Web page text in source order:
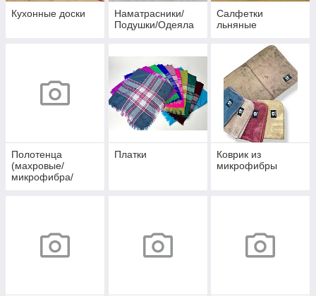
Кухонные доски
Наматрасники/
Подушки/Одеяла
Салфетки
льняные
Полотенца
(махровые/
микрофибра/
Платки
Коврик из
микрофибры